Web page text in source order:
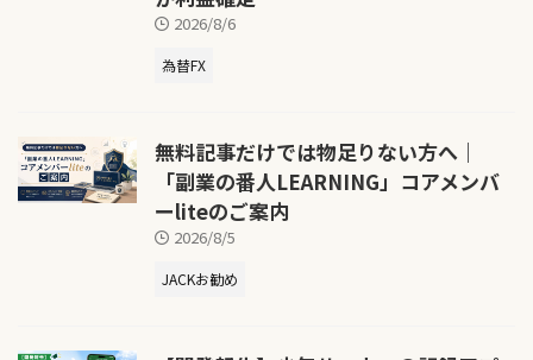
2026/8/6
為替FX
無料記事だけでは物足りない方へ｜
「副業の番人LEARNING」コアメンバ
ーliteのご案内
2026/8/5
JACKお勧め